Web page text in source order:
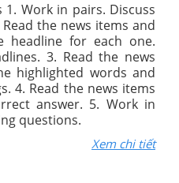
Work in pairs. Discuss
the news items and
headline for each one.
3. Read the news
highlighted words and
4. Read the news items
answer. 5. Work in
questions.
Xem chi tiết